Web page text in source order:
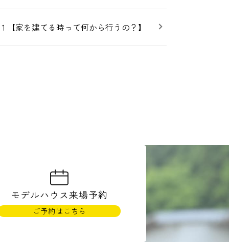
【家を建てる時って何から行うの？】
モデルハウス来場予約
ご予約はこちら